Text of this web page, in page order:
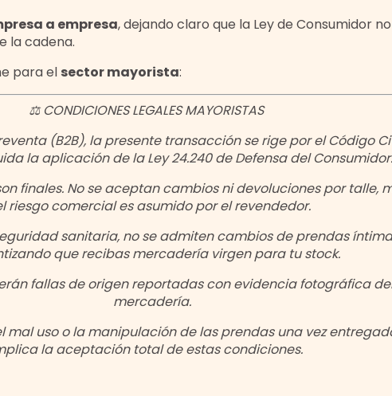
a empresa, dejando claro que la Ley de Consumidor
la cadena.
para el sector mayorista:
⚖️ CONDICIONES LEGALES MAYORISTAS
(B2B), la presente transacción se rige por el Código
la aplicación de la Ley 24.240 de Defensa del Consumidor.
finales. No se aceptan cambios ni devoluciones por talle,
riesgo comercial es asumido por el revendedor.
sanitaria, no se admiten cambios de prendas
que recibas mercadería virgen para tu stock.
fallas de origen reportadas con evidencia fotográfica
mercadería.
mal uso o la manipulación de las prendas una vez
la aceptación total de estas condiciones.